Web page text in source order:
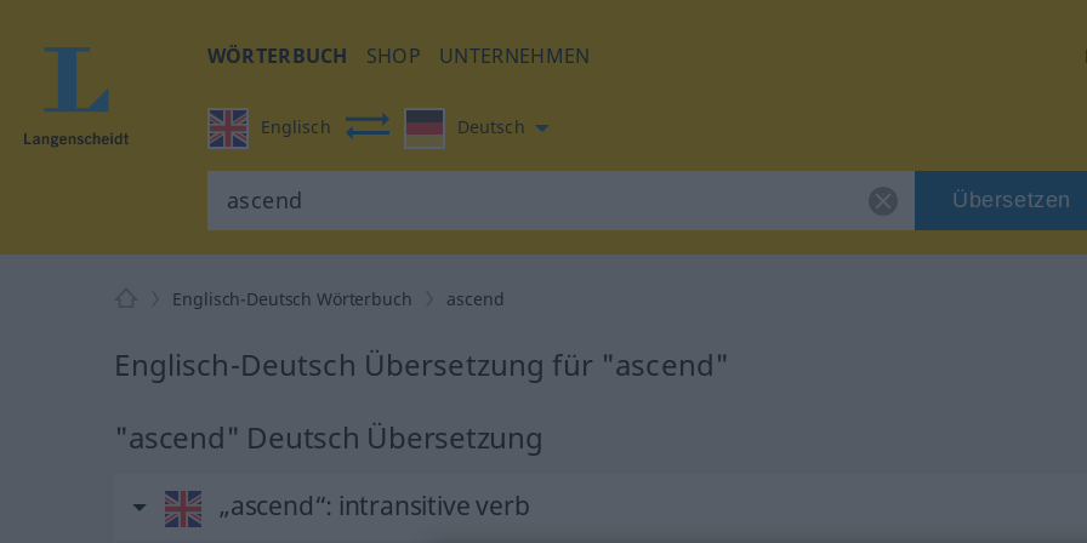
WÖRTERBUCH SHOP UNTERNEHMEN
Englisch Deutsch
Übersetzen
Englisch-Deutsch Wörterbuch ascend
Englisch-Deutsch Übersetzung für "ascend"
"ascend" Deutsch Übersetzung
„ascend“: intransitive verb